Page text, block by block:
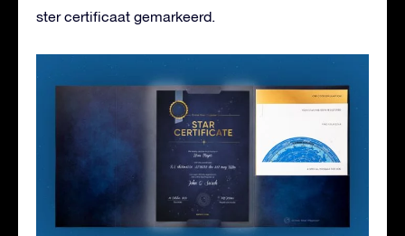
ster certificaat gemarkeerd.